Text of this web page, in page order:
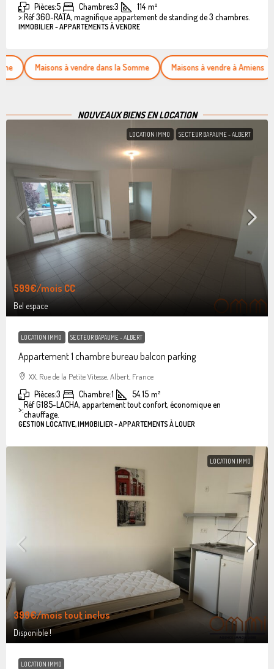
Pièces:5 Chambres:3 114 m²
>:Réf 360-RATA, magnifique appartement de standing de 3 chambres.
IMMOBILIER - APPARTEMENTS À VENDRE
Maisons à vendre dans la Somme Maisons à vendre à Amiens
NOUVEAUX BIENS EN LOCATION
LOCATION IMMO SECTEUR BAPAUME - ALBERT
599€/mois CC
Bel espace
LOCATION IMMO SECTEUR BAPAUME - ALBERT
Appartement 1 chambre bureau balcon parking
XX, Rue de la Petite Vitesse, Albert, France
Pièces:3 Chambre:1 54.15 m²
>:Réf G185-LACHA, appartement tout confort, économique en
chauffage.
GESTION LOCATIVE, IMMOBILIER - APPARTEMENTS À LOUER
LOCATION IMMO
399€/mois tout inclus
Disponible !
LOCATION IMMO